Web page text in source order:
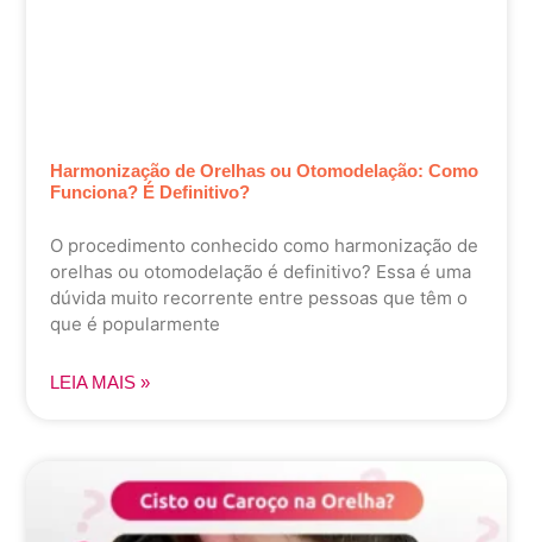
Harmonização de Orelhas ou Otomodelação: Como
Funciona? É Definitivo?
O procedimento conhecido como harmonização de
orelhas ou otomodelação é definitivo? Essa é uma
dúvida muito recorrente entre pessoas que têm o
que é popularmente
LEIA MAIS »